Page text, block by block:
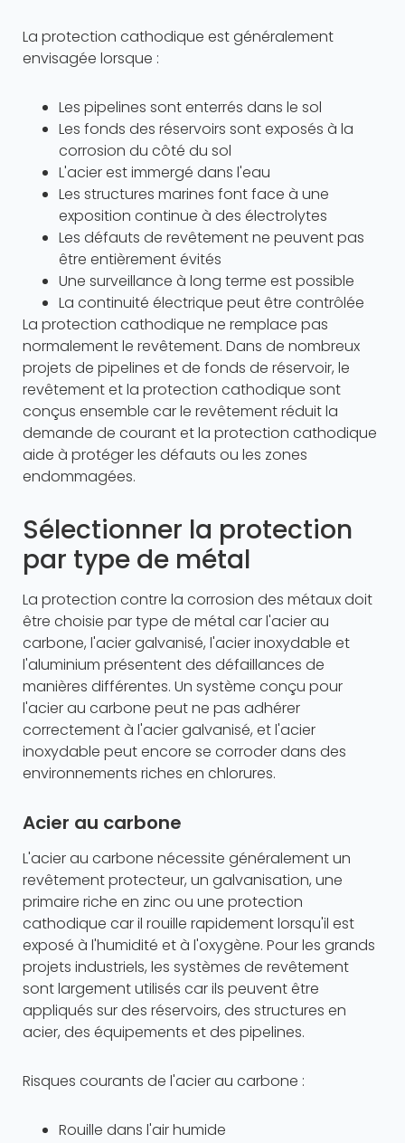
La protection cathodique est généralement
envisagée lorsque :
Les pipelines sont enterrés dans le sol
Les fonds des réservoirs sont exposés à la
corrosion du côté du sol
L'acier est immergé dans l'eau
Les structures marines font face à une
exposition continue à des électrolytes
Les défauts de revêtement ne peuvent pas
être entièrement évités
Une surveillance à long terme est possible
La continuité électrique peut être contrôlée
La protection cathodique ne remplace pas
normalement le revêtement. Dans de nombreux
projets de pipelines et de fonds de réservoir, le
revêtement et la protection cathodique sont
conçus ensemble car le revêtement réduit la
demande de courant et la protection cathodique
aide à protéger les défauts ou les zones
endommagées.
Sélectionner la protection
par type de métal
La protection contre la corrosion des métaux doit
être choisie par type de métal car l'acier au
carbone, l'acier galvanisé, l'acier inoxydable et
l'aluminium présentent des défaillances de
manières différentes. Un système conçu pour
l'acier au carbone peut ne pas adhérer
correctement à l'acier galvanisé, et l'acier
inoxydable peut encore se corroder dans des
environnements riches en chlorures.
Acier au carbone
L'acier au carbone nécessite généralement un
revêtement protecteur, un galvanisation, une
primaire riche en zinc ou une protection
cathodique car il rouille rapidement lorsqu'il est
exposé à l'humidité et à l'oxygène. Pour les grands
projets industriels, les systèmes de revêtement
sont largement utilisés car ils peuvent être
appliqués sur des réservoirs, des structures en
acier, des équipements et des pipelines.
Risques courants de l'acier au carbone :
Rouille dans l'air humide